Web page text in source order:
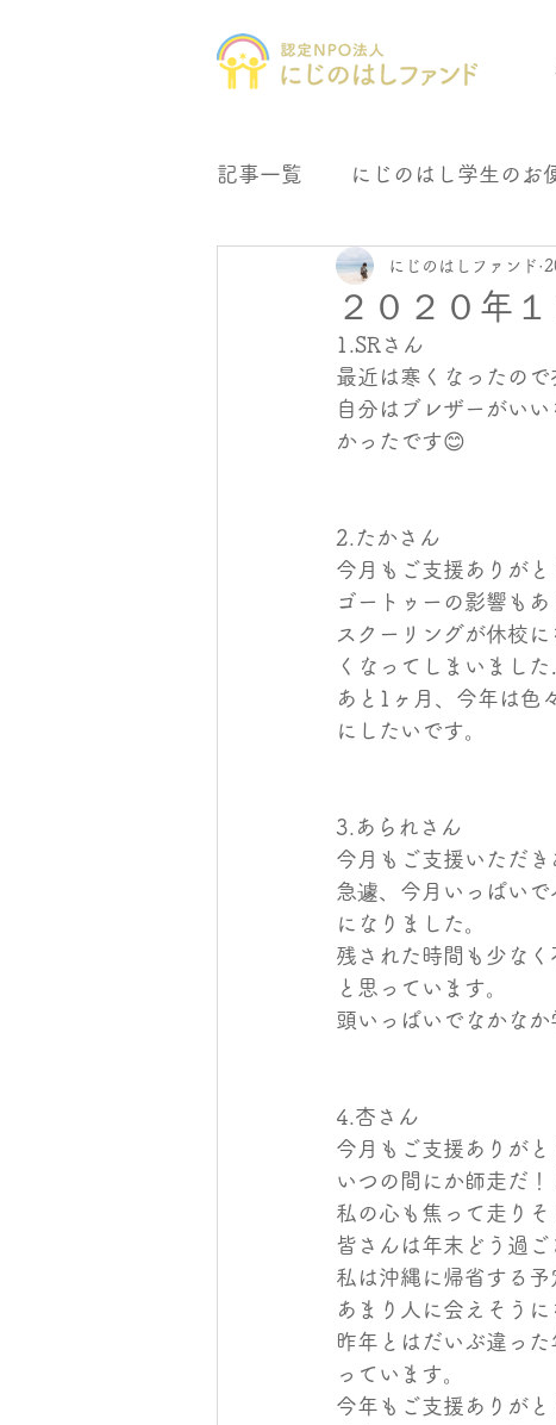
記事一覧 にじのはし学生のお
にじの森文庫 母子会支援
２０２０年
にじのはしファンド
1.SRさん
最近は寒くなったので
自分はブレザーがい
かったです😊
2.たかさん
今月もご支援ありがと
ゴートゥーの影響もあ
スクーリングが休校
くなってしまいまし
あと1ヶ月、今年は色
にしたいです。
3.あられさん
今月もご支援いただき
急遽、今月いっぱい
になりました。
残された時間も少な
と思っています。
頭いっぱいでなかな
4.杏さん
今月もご支援ありがと
いつの間にか師走だ！
私の心も焦って走りそ
皆さんは年末どう過ご
私は沖縄に帰省する
あまり人に会えそう
昨年とはだいぶ違っ
っています。
今年もご支援ありがと